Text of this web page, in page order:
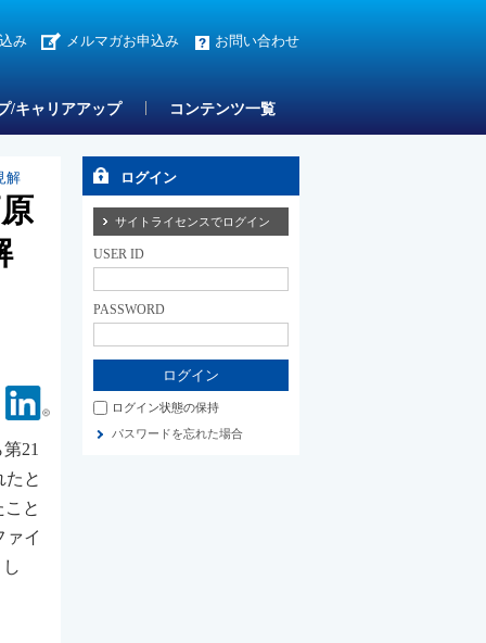
み メルマガお申込み お問い合わせ
/キャリアアップ コンテンツ一覧
解
Facebook Linkedin
21
と
と
イ
ログイン
サイトライセンスでログイン
USER ID
PASSWORD
ログイン状態の保持
パスワードを忘れた場合